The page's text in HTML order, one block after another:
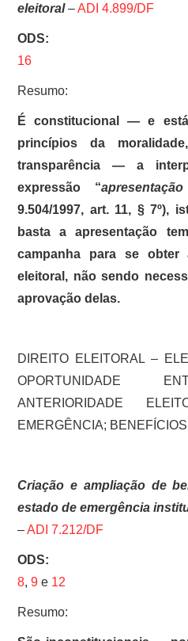
eleitoral–ADI 4.899/DF
ODS:
16
Resumo:
É constitucional — e
princípios da
transparência — a
expressão “
9.504/1997, art. 11, § 7º),
basta a apresentação
campanha para se
eleitoral, não sendo
aprovação delas.
DIREITO ELEITORAL –
OPORTUNIDADE
ANTERIORIDADE
EMERGÊNCIA;
Criação e ampliação de
estado de emergência
–ADI 7.212/DF
ODS:
8,9 e 12
Resumo: